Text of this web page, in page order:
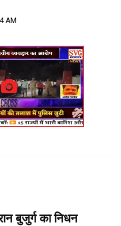
AM
बुजुर्ग का निधन